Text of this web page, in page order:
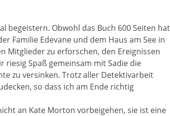
begeistern. Obwohl das Buch 600 Seiten
Familie Edevane und dem Haus am See in
Mitglieder zu erforschen, den Ereignissen
riesig Spaß gemeinsam mit Sadie die
zu versinken. Trotz aller Detektivarbeit
so dass ich am Ende richtig
an Kate Morton vorbeigehen, sie ist eine